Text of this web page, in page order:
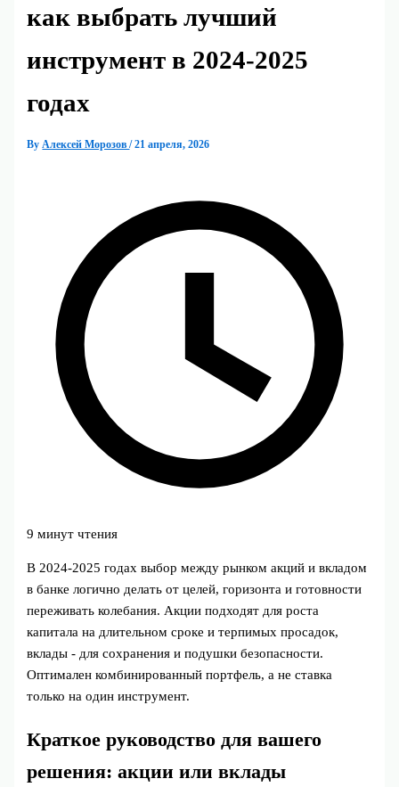
как выбрать лучший
инструмент в 2024-2025
годах
ByАлексей Морозов/21 апреля, 2026
9 минут чтения
В 2024-2025 годах выбор между рынком акций и вкладом
в банке логично делать от целей, горизонта и готовности
переживать колебания. Акции подходят для роста
капитала на длительном сроке и терпимых просадок,
вклады - для сохранения и подушки безопасности.
Оптимален комбинированный портфель, а не ставка
только на один инструмент.
Краткое руководство для вашего
решения: акции или вклады